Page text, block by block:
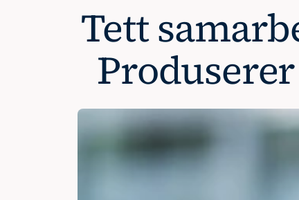
Tett